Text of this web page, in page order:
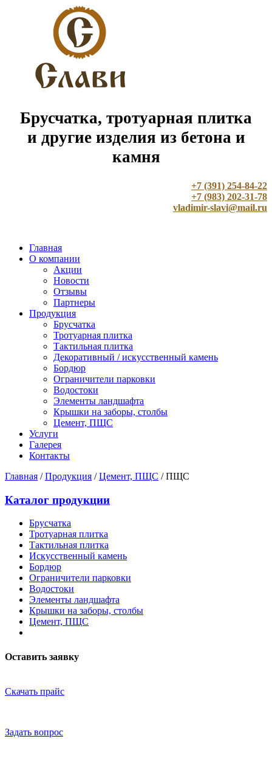
Брусчатка, тротуарная плитка
и другие изделия из бетона и
камня
+7 (391) 254-84-22
+7 (983) 202-31-78
vladimir-slavi@mail.ru
Главная
О компании
Акции
Новости
Отзывы
Партнеры
Продукция
Брусчатка
Тротуарная плитка
Тактильная плитка
Декоративный / искусственный камень
Бордюр
Ограничители парковки
Водостоки
Элементы ландшафта
Крышки на заборы, столбы
Цемент, ПЩС
Услуги
Галерея
Контакты
Главная /Продукция /Цемент, ПЩС /ПЩС
Каталог продукции
Брусчатка
Тротуарная плитка
Тактильная плитка
Искусственный камень
Бордюр
Ограничители парковки
Водостоки
Элементы ландшафта
Крышки на заборы, столбы
Цемент, ПЩС
Оставить заявку
Скачать прайс
Задать вопрос